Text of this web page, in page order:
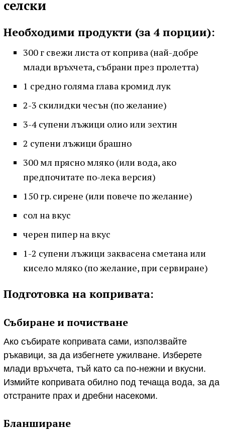
селски
Необходими продукти (за 4 порции):
300 г свежи листа от коприва (най-добре
млади връхчета, събрани през пролетта)
1 средно голяма глава кромид лук
2-3 скилидки чесън (по желание)
3-4 супени лъжици олио или зехтин
2 супени лъжици брашно
300 мл прясно мляко (или вода, ако
предпочитате по-лека версия)
150 гр. сирене (или повече по желание)
сол на вкус
черен пипер на вкус
1-2 супени лъжици заквасена сметана или
кисело мляко (по желание, при сервиране)
Подготовка на копривата:
Събиране и почистване
Ако събирате копривата сами, използвайте
ръкавици, за да избегнете ужилване. Изберете
млади връхчета, тъй като са по-нежни и вкусни.
Измийте копривата обилно под течаща вода, за да
отстраните прах и дребни насекоми.
Бланширане